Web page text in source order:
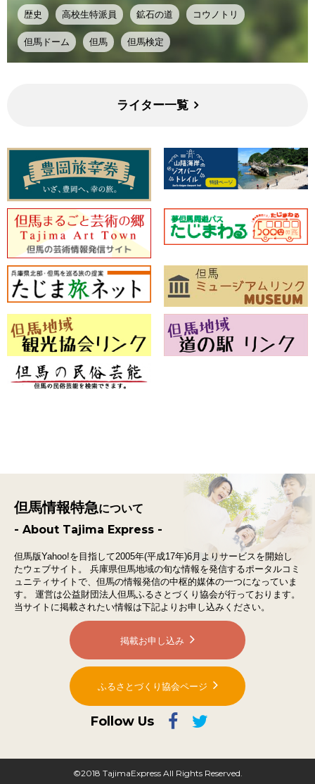
歴史 高校生特派員 鉱石の道 コウノトリ
但馬ドーム 但馬 但馬検定
ライター一覧
但馬情報特急について
- About Tajima Express -
但馬版Yahoo!を目指して2005年(平成17年)6月よりサービスを開始し
たウェブサイト。
兵庫県但馬地域の旬な情報を発信するポータルコミ
ュニティサイトで、 但馬の情報発信の中枢的媒体の一つになっていま
す。
運営は公益財団法人但馬ふるさとづくり協会が行っております。
当サイトに掲載されたい情報は下記よりお申し込みください。
掲載お申し込み
ふるさとづくり協会ページ
Follow Us
©2018 TajimaExpress All Rights Reserved.